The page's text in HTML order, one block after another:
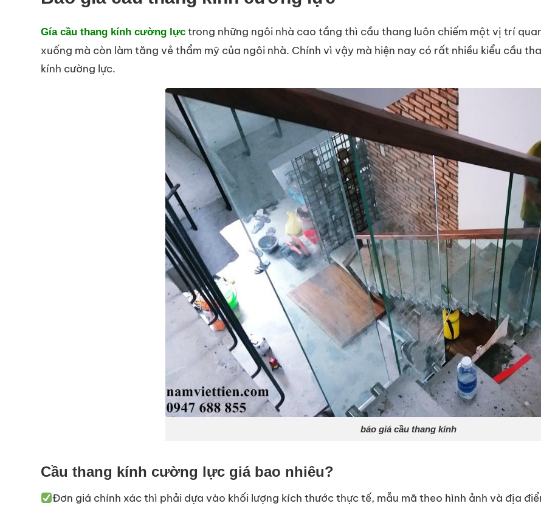
Gía cầu thang kính cường lực trong những ngôi nhà cao tầng thì cầu thang luôn chiếm một vị trí
xuống mà còn làm tăng vẻ thẩm mỹ của ngôi nhà. Chính vì vậy mà hiện nay có rất nhiều kiểu cầu
kính cường lực.
báo giá cầu thang kính
Cầu thang kính cường lực giá bao nhiêu?
Đơn giá chính xác thì phải dựa vào khối lượng kích thước thực tế, mẫu mã theo hình ảnh và địa